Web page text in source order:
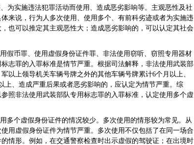
为实施违法犯罪活动而使用、造成恶劣影响等。主观恶性及社
来说，行为人多次使用、使用多个、有前科劣迹或者为实施违
也可以推定其主观恶性大；造成恶劣影响的，可以认定其社会
假币罪、使用虚假身份证件罪、非法使用窃听、窃照专用器材
志罪的入罪标准是情节严重。根据司法解释，非法使用武装部
以上领导机关车辆号牌之外的其他车辆号牌累计6个月以上、
上、造成严重后果或者恶劣影响的，应认定为情节严重。综
照非法使用武装部队专用标志罪的入罪标准，认定使用多个虚
多个虚假身份证件的情况较少。多次使用的情形较为常见。从
用虚假身份证件为情节严重。多次使用不仅包括了在同一场合
情形。例如，在交通警察检查时出示虚假的驾驶证；在出境时